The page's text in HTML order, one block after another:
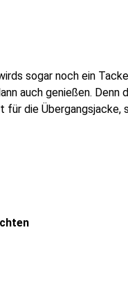
sogar noch ein
auch genießen. Denn
für die Übergangsjacke,